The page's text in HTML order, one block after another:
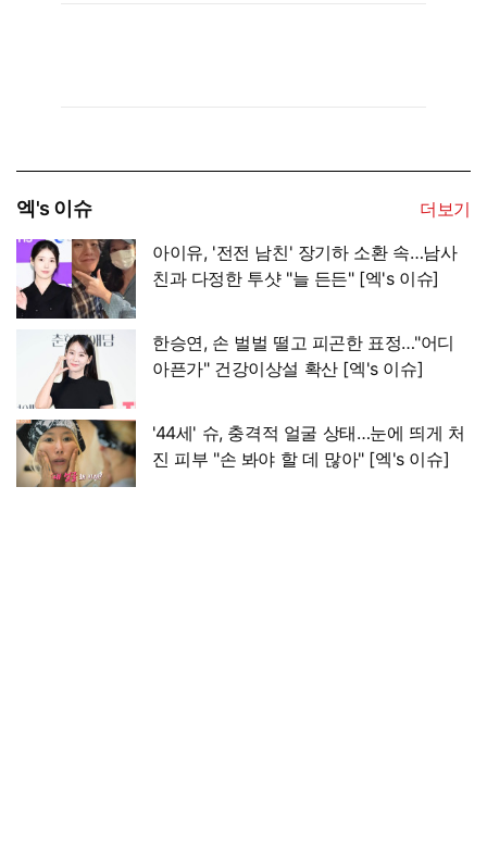
엑's 이슈
더보기
아이유, '전전 남친' 장기하 소환 속…남사
친과 다정한 투샷 "늘 든든" [엑's 이슈]
한승연, 손 벌벌 떨고 피곤한 표정…"어디
아픈가" 건강이상설 확산 [엑's 이슈]
'44세' 슈, 충격적 얼굴 상태…눈에 띄게 처
진 피부 "손 봐야 할 데 많아" [엑's 이슈]